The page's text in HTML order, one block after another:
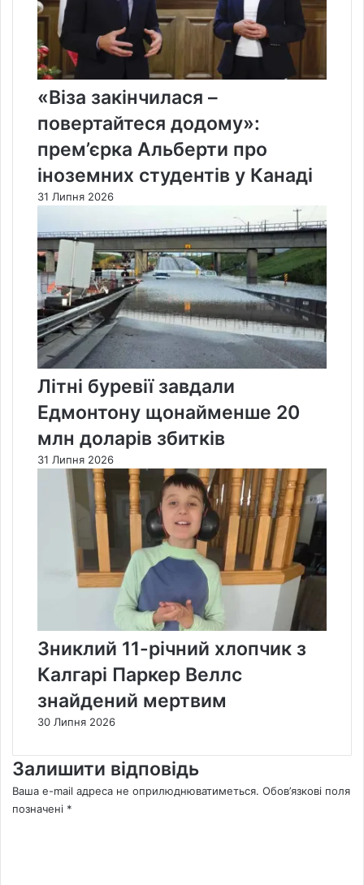
«Віза закінчилася –
повертайтеся додому»:
прем’єрка Альберти про
іноземних студентів у Канаді
31 Липня 2026
Літні буревії завдали
Едмонтону щонайменше 20
млн доларів збитків
31 Липня 2026
Зниклий 11-річний хлопчик з
Калгарі Паркер Веллс
знайдений мертвим
30 Липня 2026
Залишити відповідь
Ваша e-mail адреса не оприлюднюватиметься. Обов’язкові поля
позначені *